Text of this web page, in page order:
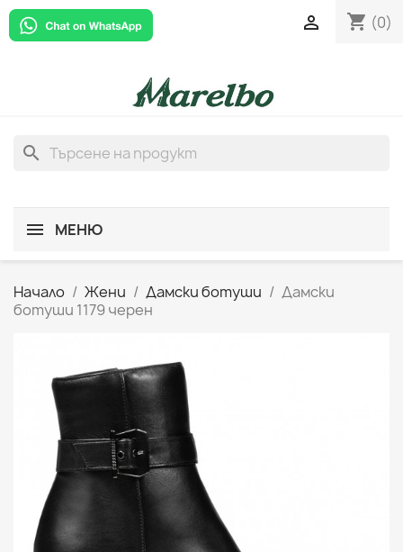
shopping_cart (0)

search
МЕНЮ
Начало Жени Дамски ботуши
Дамски
ботуши 1179 черен